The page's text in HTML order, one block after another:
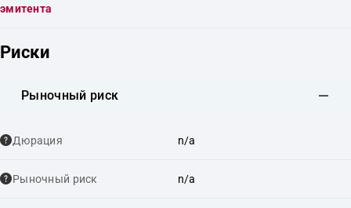
эмитента
Риски
Рыночный риск
Дюрация n/a
Рыночный риск n/a